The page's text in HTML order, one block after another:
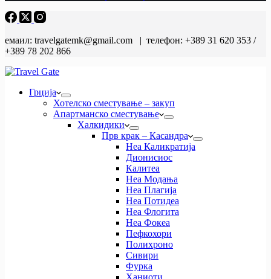
емаил: travelgatemk@gmail.com | телефон: +389 31 620 353 /
+389 78 202 866
Грција
Хотелско сместување – закуп
Апартманско сместување
Халкидики
Прв крак – Касандра
Неа Каликратија
Дионисиос
Калитеа
Неа Модања
Неа Плагија
Неа Потидеа
Неа Флогита
Неа Фокеа
Пефкохори
Полихроно
Сивири
Фурка
Ханиоти